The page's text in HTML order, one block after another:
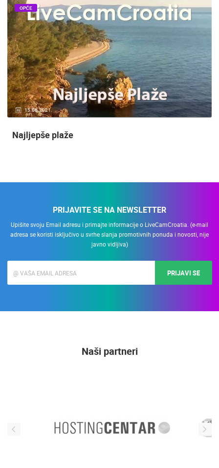
15.06.2021.
OPĆE
Najljepše plaže
PRIJAVITE SE NA NEWSLETTER
Upišite svoju Email adresu i primajte informacije o LiveCamCroatia. (e-mail
adresa se koristi isključivo u svrhe slanja promotivnih ponuda i novosti, nije
javno vidljiva)
PRIJAVI SE
Naši partneri